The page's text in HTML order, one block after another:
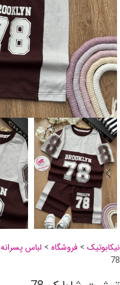
نیکابوتیک > فروشگاه > لباس پسرانه
78